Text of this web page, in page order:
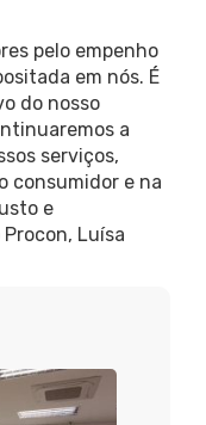
pelo empenho
em nós. É
do nosso
a
serviços,
consumidor e na
e
Luísa